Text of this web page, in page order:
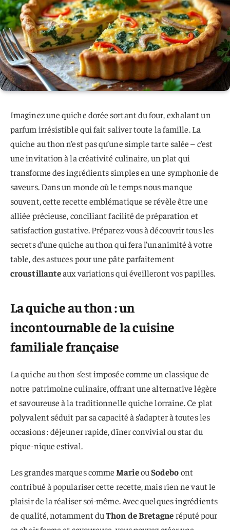
Imaginez une quiche dorée sortant du four, exhalant un
parfum irrésistible qui fait saliver toute la famille. La
quiche au thon n’est pas qu’une simple tarte salée – c’est
une invitation à la créativité culinaire, un plat qui
transforme des ingrédients simples en une symphonie de
saveurs. Dans un monde où le temps nous manque
souvent, cette recette emblématique se révèle être une
alliée précieuse, conciliant facilité de préparation et
satisfaction gustative. Préparez-vous à découvrir tous les
secrets d’une quiche au thon qui fera l’unanimité à votre
table, des astuces pour une pâte parfaitement
croustillanteaux variations qui éveilleront vos papilles.
La quiche au thon : un
incontournable de la cuisine
familiale française
La quiche au thon s’est imposée comme un classique de
notre patrimoine culinaire, offrant une alternative légère
et savoureuse à la traditionnelle quiche lorraine. Ce plat
polyvalent séduit par sa capacité à s’adapter à toutes les
occasions : déjeuner rapide, dîner convivial ou star du
pique-nique estival.
Les grandes marques commeMarieouSodeboont
contribué à populariser cette recette, mais rien ne vaut le
plaisir de la réaliser soi-même. Avec quelques ingrédients
de qualité, notamment duThon de Bretagneréputé pour